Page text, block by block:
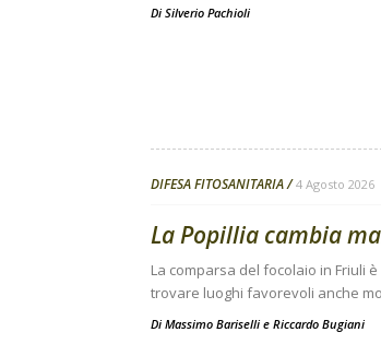
Di Silverio Pachioli
DIFESA FITOSANITARIA 4 Agosto 2026
La Popillia cambia
La comparsa del focolaio in Friuli
trovare luoghi favorevoli anche
Di Massimo Bariselli e Riccardo Bugiani